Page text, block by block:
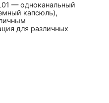
— одноканальный
капсюль),
для различных